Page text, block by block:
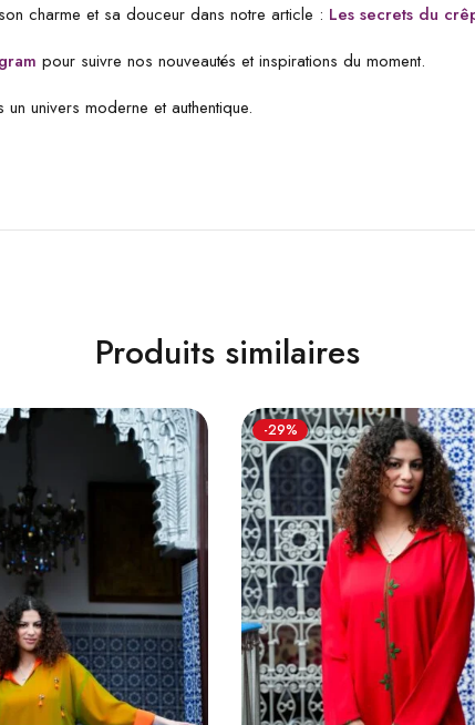
charme et sa douceur dans notre article : Les secrets du
pour suivre nos nouveautés et inspirations du moment.
univers moderne et authentique.
Produits similaires
-29%